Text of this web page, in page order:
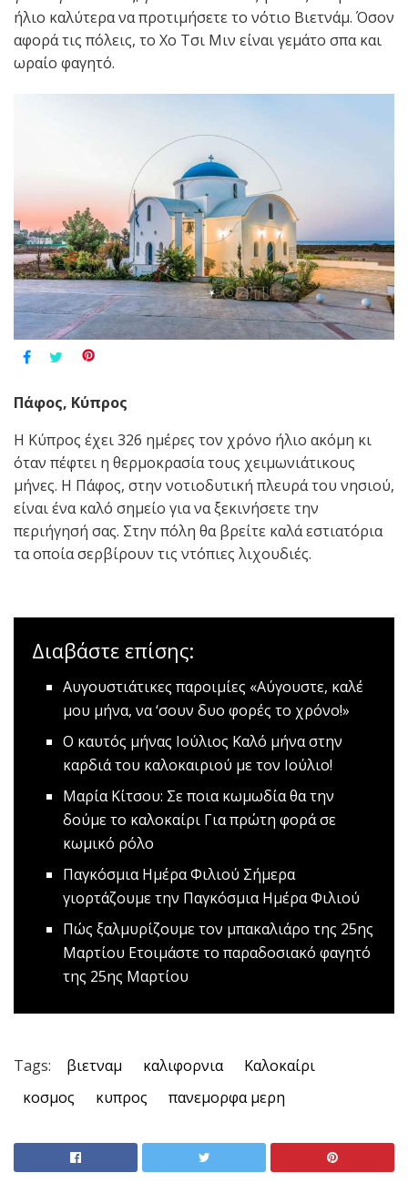
ήλιο καλύτερα να προτιμήσετε το νότιο Βιετνάμ. Όσον
αφορά τις πόλεις, το Χο Τσι Μιν είναι γεμάτο σπα και
ωραίο φαγητό.
Πάφος, Κύπρος
Η Κύπρος έχει 326 ημέρες τον χρόνο ήλιο ακόμη κι
όταν πέφτει η θερμοκρασία τους χειμωνιάτικους
μήνες. Η Πάφος, στην νοτιοδυτική πλευρά του νησιού,
είναι ένα καλό σημείο για να ξεκινήσετε την
περιήγησή σας. Στην πόλη θα βρείτε καλά εστιατόρια
τα οποία σερβίρουν τις ντόπιες λιχουδιές.
Διαβάστε επίσης:
Αυγουστιάτικες παροιμίες «Αύγουστε, καλέ
μου μήνα, να ‘σουν δυο φορές το χρόνο!»
O καυτός μήνας Ιούλιος Καλό μήνα στην
καρδιά του καλοκαιριού με τον Ιούλιο!
Μαρία Κίτσου: Σε ποια κωμωδία θα την
δούμε το καλοκαίρι Για πρώτη φορά σε
κωμικό ρόλο
Παγκόσμια Ημέρα Φιλιού Σήμερα
γιορτάζουμε την Παγκόσμια Ημέρα Φιλιού
Πώς ξαλμυρίζουμε τον μπακαλιάρο της 25ης
Μαρτίου Ετοιμάστε το παραδοσιακό φαγητό
της 25ης Μαρτίου
Tags: βιετναμ καλιφορνια
Καλοκαίρι
κοσμος
κυπρος πανεμορφα μερη